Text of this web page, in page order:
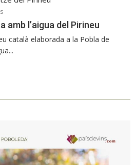
amb l’aigua del Pirineu
català elaborada a la Pobla de